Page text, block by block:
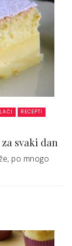
RECEPTI
svaki dan
po mnogo